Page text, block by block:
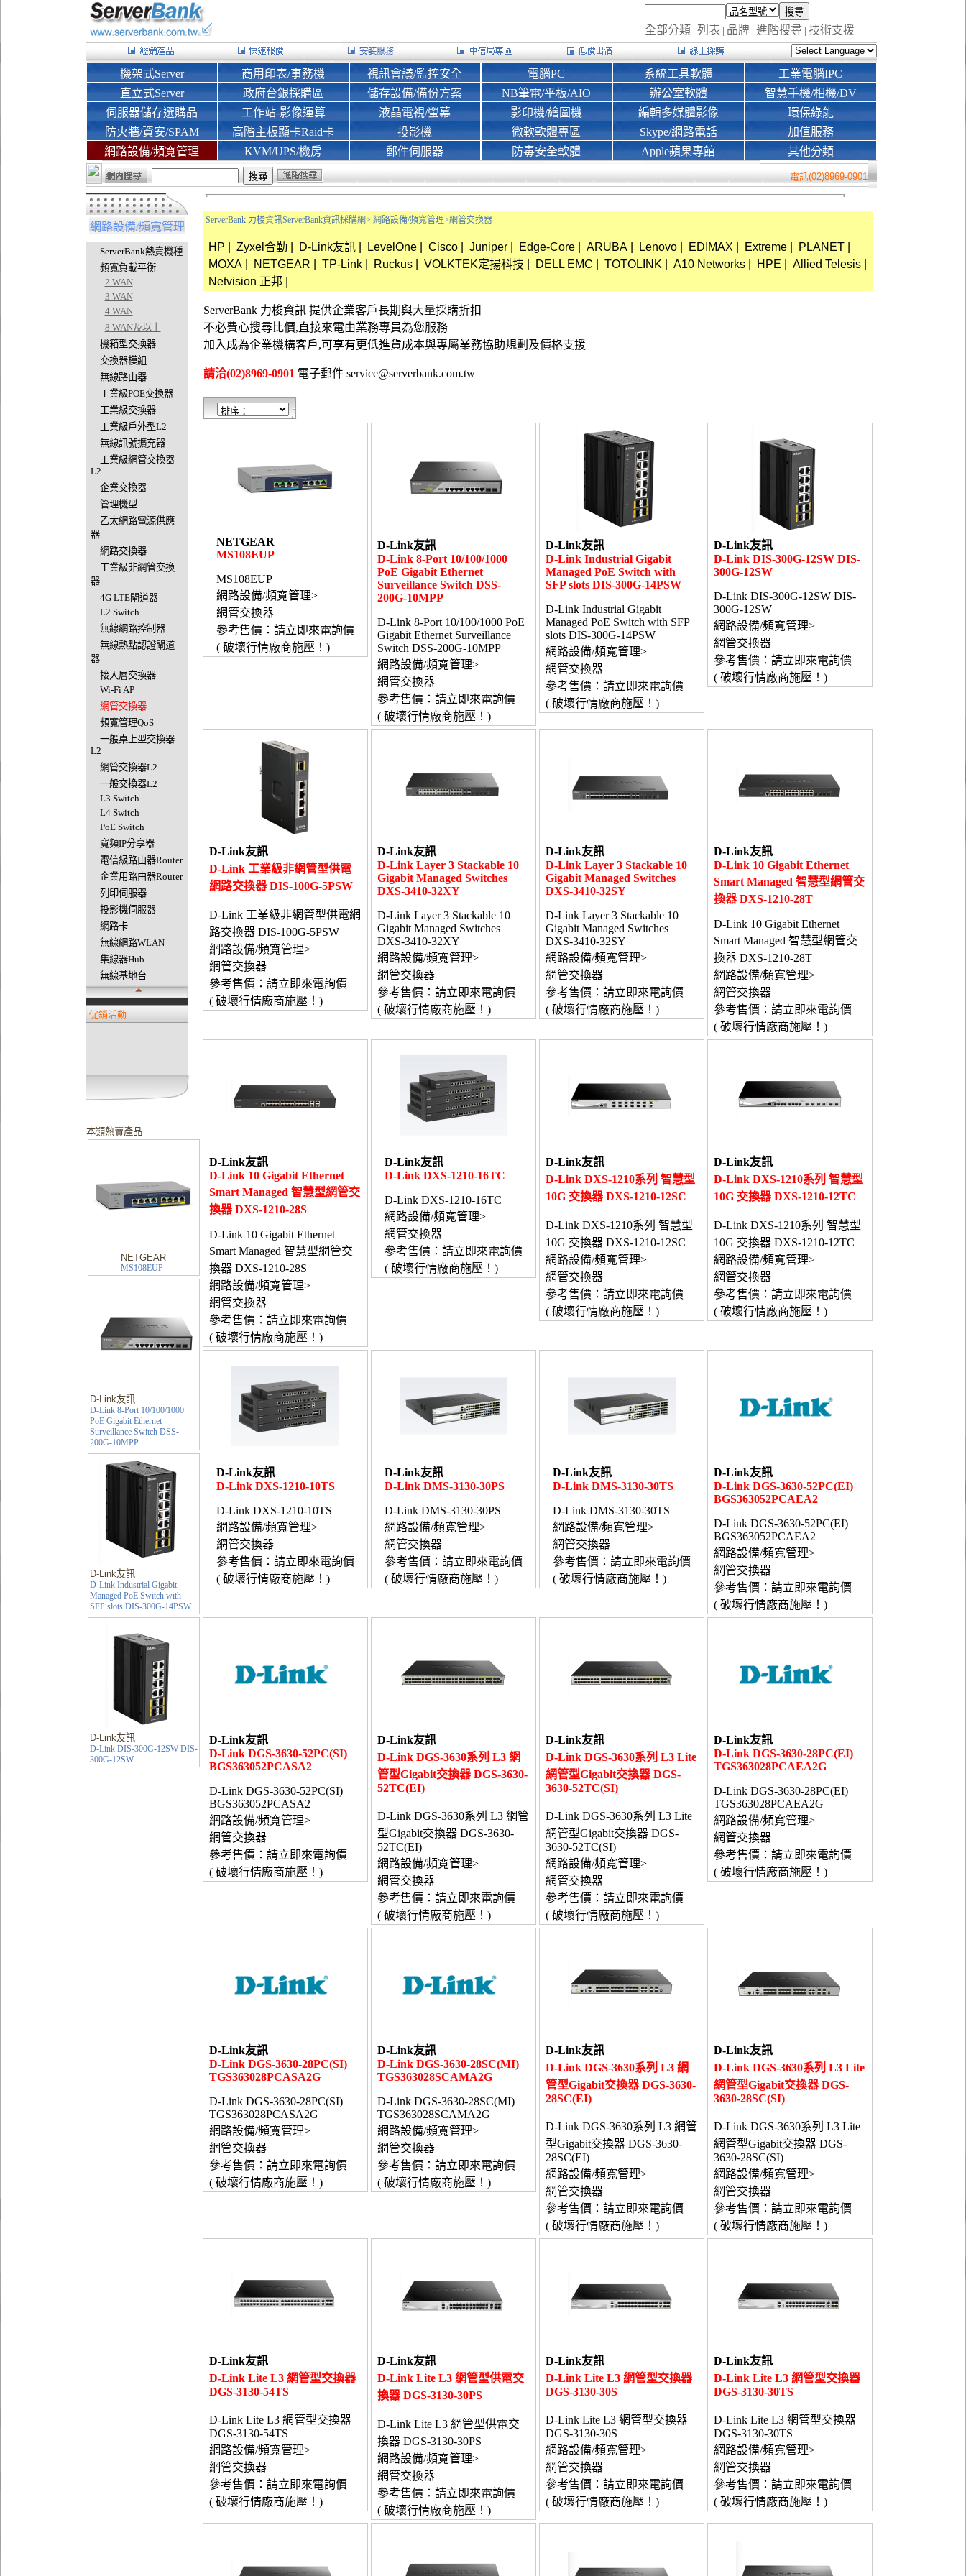
全部分類 | 列表 | 品牌| 進階搜尋| 技術支援
機架式Server
直立式Server
伺服器儲存選購品
防火牆/資安/SPAM
網路設備/頻寬管理
商用印表/事務機
政府台銀採購區
工作站-影像運算
高階主板顯卡Raid卡
KVM/UPS/機房
視訊會議/監控安全
儲存設備/備份方案
液晶電視/螢幕
投影機
郵件伺服器
電腦PC
NB筆電/平板/AIO
影印機/繪圖機
微軟軟體專區
防毒安全軟體
系統工具軟體
辦公室軟體
編輯多媒體影像
Skype/網路電話
Apple蘋果專館
工業電腦IPC
智慧手機/相機/DV
環保綠能
加值服務
其他分類
電話(02)8969-0901
網路設備/頻寬管理
ServerBank熱賣機種
頻寬負載平衡
2 WAN
3 WAN
4 WAN
8 WAN及以上
機箱型交換器
交換器模組
無線路由器
工業級POE交換器
工業級交換器
工業級戶外型L2
無線訊號擴充器
工業級網管交換器
L2
企業交換器
管理機型
乙太網路電源供應
器
網路交換器
工業級非網管交換
器
4G LTE閘道器
L2 Switch
無線網路控制器
無線熱點認證閘道
器
接入層交換器
Wi-Fi AP
網管交換器
頻寬管理QoS
一般桌上型交換器
L2
網管交換器L2
一般交換器L2
L3 Switch
L4 Switch
PoE Switch
寬頻IP分享器
電信級路由器Router
企業用路由器Router
列印伺服器
投影機伺服器
網路卡
無線網路WLAN
集線器Hub
無線基地台
促銷活動
本類熱賣產品
NETGEAR
MS108EUP
D-Link友訊
D-Link 8-Port 10/100/1000
PoE Gigabit Ethernet
Surveillance Switch DSS-
200G-10MPP
D-Link友訊
D-Link Industrial Gigabit
Managed PoE Switch with
SFP slots DIS-300G-14PSW
D-Link友訊
D-Link DIS-300G-12SW DIS-
300G-12SW
ServerBank 力梭資訊ServerBank資訊採購網> 網路設備/頻寬管理>網管交換器
HP Zyxel合勤 D-Link友訊 LevelOne Cisco Juniper Edge-Core ARUBA Lenovo EDIMAX Extreme PLANET
MOXA
NETGEAR TP-Link Ruckus VOLKTEK定揚科技 DELL EMC TOTOLINK A10 Networks HPE Allied Telesis
Netvision 正邦
ServerBank 力梭資訊 提供企業客戶長期與大量採購折扣
不必費心搜尋比價,直接來電由業務專員為您服務
加入成為企業機構客戶,可享有更低進貨成本與專屬業務協助規劃及價格支援
請洽(02)8969-0901 電子郵件 service@serverbank.com.tw
NETGEAR
MS108EUP
MS108EUP
網路設備/頻寬管理>
網管交換器
參考售價：請立即來電詢價
( 破壞行情廠商施壓！)
D-Link友訊
D-Link 8-Port 10/100/1000
PoE Gigabit Ethernet
Surveillance Switch DSS-
200G-10MPP
D-Link 8-Port 10/100/1000 PoE
Gigabit Ethernet Surveillance
Switch DSS-200G-10MPP
網路設備/頻寬管理>
網管交換器
參考售價：請立即來電詢價
( 破壞行情廠商施壓！)
D-Link友訊
D-Link Industrial Gigabit
Managed PoE Switch with
SFP slots DIS-300G-14PSW
D-Link Industrial Gigabit
Managed PoE Switch with SFP
slots DIS-300G-14PSW
網路設備/頻寬管理>
網管交換器
參考售價：請立即來電詢價
( 破壞行情廠商施壓！)
D-Link友訊
D-Link DIS-300G-12SW DIS-
300G-12SW
D-Link DIS-300G-12SW DIS-
300G-12SW
網路設備/頻寬管理>
網管交換器
參考售價：請立即來電詢價
( 破壞行情廠商施壓！)
D-Link友訊
D-Link 工業級非網管型供電
網路交換器 DIS-100G-5PSW
D-Link 工業級非網管型供電網
路交換器 DIS-100G-5PSW
網路設備/頻寬管理>
網管交換器
參考售價：請立即來電詢價
( 破壞行情廠商施壓！)
D-Link友訊
D-Link Layer 3 Stackable 10
Gigabit Managed Switches
DXS-3410-32XY
D-Link Layer 3 Stackable 10
Gigabit Managed Switches
DXS-3410-32XY
網路設備/頻寬管理>
網管交換器
參考售價：請立即來電詢價
( 破壞行情廠商施壓！)
D-Link友訊
D-Link Layer 3 Stackable 10
Gigabit Managed Switches
DXS-3410-32SY
D-Link Layer 3 Stackable 10
Gigabit Managed Switches
DXS-3410-32SY
網路設備/頻寬管理>
網管交換器
參考售價：請立即來電詢價
( 破壞行情廠商施壓！)
D-Link友訊
D-Link 10 Gigabit Ethernet
Smart Managed 智慧型網管交
換器 DXS-1210-28T
D-Link 10 Gigabit Ethernet
Smart Managed 智慧型網管交
換器 DXS-1210-28T
網路設備/頻寬管理>
網管交換器
參考售價：請立即來電詢價
( 破壞行情廠商施壓！)
D-Link友訊
D-Link 10 Gigabit Ethernet
Smart Managed 智慧型網管交
換器 DXS-1210-28S
D-Link 10 Gigabit Ethernet
Smart Managed 智慧型網管交
換器 DXS-1210-28S
網路設備/頻寬管理>
網管交換器
參考售價：請立即來電詢價
( 破壞行情廠商施壓！)
D-Link友訊
D-Link DXS-1210-16TC
D-Link DXS-1210-16TC
網路設備/頻寬管理>
網管交換器
參考售價：請立即來電詢價
( 破壞行情廠商施壓！)
D-Link友訊
D-Link DXS-1210系列 智慧型
10G 交換器 DXS-1210-12SC
D-Link DXS-1210系列 智慧型
10G 交換器 DXS-1210-12SC
網路設備/頻寬管理>
網管交換器
參考售價：請立即來電詢價
( 破壞行情廠商施壓！)
D-Link友訊
D-Link DXS-1210系列 智慧型
10G 交換器 DXS-1210-12TC
D-Link DXS-1210系列 智慧型
10G 交換器 DXS-1210-12TC
網路設備/頻寬管理>
網管交換器
參考售價：請立即來電詢價
( 破壞行情廠商施壓！)
D-Link友訊
D-Link DXS-1210-10TS
D-Link DXS-1210-10TS
網路設備/頻寬管理>
網管交換器
參考售價：請立即來電詢價
( 破壞行情廠商施壓！)
D-Link友訊
D-Link DMS-3130-30PS
D-Link DMS-3130-30PS
網路設備/頻寬管理>
網管交換器
參考售價：請立即來電詢價
( 破壞行情廠商施壓！)
D-Link友訊
D-Link DMS-3130-30TS
D-Link DMS-3130-30TS
網路設備/頻寬管理>
網管交換器
參考售價：請立即來電詢價
( 破壞行情廠商施壓！)
D-Link友訊
D-Link DGS-3630-52PC(EI)
BGS363052PCAEA2
D-Link DGS-3630-52PC(EI)
BGS363052PCAEA2
網路設備/頻寬管理>
網管交換器
參考售價：請立即來電詢價
( 破壞行情廠商施壓！)
D-Link友訊
D-Link DGS-3630-52PC(SI)
BGS363052PCASA2
D-Link DGS-3630-52PC(SI)
BGS363052PCASA2
網路設備/頻寬管理>
網管交換器
參考售價：請立即來電詢價
( 破壞行情廠商施壓！)
D-Link友訊
D-Link DGS-3630系列 L3 網
管型Gigabit交換器 DGS-3630-
52TC(EI)
D-Link DGS-3630系列 L3 網管
型Gigabit交換器 DGS-3630-
52TC(EI)
網路設備/頻寬管理>
網管交換器
參考售價：請立即來電詢價
( 破壞行情廠商施壓！)
D-Link友訊
D-Link DGS-3630系列 L3 Lite
網管型Gigabit交換器 DGS-
3630-52TC(SI)
D-Link DGS-3630系列 L3 Lite
網管型Gigabit交換器 DGS-
3630-52TC(SI)
網路設備/頻寬管理>
網管交換器
參考售價：請立即來電詢價
( 破壞行情廠商施壓！)
D-Link友訊
D-Link DGS-3630-28PC(EI)
TGS363028PCAEA2G
D-Link DGS-3630-28PC(EI)
TGS363028PCAEA2G
網路設備/頻寬管理>
網管交換器
參考售價：請立即來電詢價
( 破壞行情廠商施壓！)
D-Link友訊
D-Link DGS-3630-28PC(SI)
TGS363028PCASA2G
D-Link DGS-3630-28PC(SI)
TGS363028PCASA2G
網路設備/頻寬管理>
網管交換器
參考售價：請立即來電詢價
( 破壞行情廠商施壓！)
D-Link友訊
D-Link DGS-3630-28SC(MI)
TGS363028SCAMA2G
D-Link DGS-3630-28SC(MI)
TGS363028SCAMA2G
網路設備/頻寬管理>
網管交換器
參考售價：請立即來電詢價
( 破壞行情廠商施壓！)
D-Link友訊
D-Link DGS-3630系列 L3 網
管型Gigabit交換器 DGS-3630-
28SC(EI)
D-Link DGS-3630系列 L3 網管
型Gigabit交換器 DGS-3630-
28SC(EI)
網路設備/頻寬管理>
網管交換器
參考售價：請立即來電詢價
( 破壞行情廠商施壓！)
D-Link友訊
D-Link DGS-3630系列 L3 Lite
網管型Gigabit交換器 DGS-
3630-28SC(SI)
D-Link DGS-3630系列 L3 Lite
網管型Gigabit交換器 DGS-
3630-28SC(SI)
網路設備/頻寬管理>
網管交換器
參考售價：請立即來電詢價
( 破壞行情廠商施壓！)
D-Link友訊
D-Link Lite L3 網管型交換器
DGS-3130-54TS
D-Link Lite L3 網管型交換器
DGS-3130-54TS
網路設備/頻寬管理>
網管交換器
參考售價：請立即來電詢價
( 破壞行情廠商施壓！)
D-Link友訊
D-Link Lite L3 網管型供電交
換器 DGS-3130-30PS
D-Link Lite L3 網管型供電交
換器 DGS-3130-30PS
網路設備/頻寬管理>
網管交換器
參考售價：請立即來電詢價
( 破壞行情廠商施壓！)
D-Link友訊
D-Link Lite L3 網管型交換器
DGS-3130-30S
D-Link Lite L3 網管型交換器
DGS-3130-30S
網路設備/頻寬管理>
網管交換器
參考售價：請立即來電詢價
( 破壞行情廠商施壓！)
D-Link友訊
D-Link Lite L3 網管型交換器
DGS-3130-30TS
D-Link Lite L3 網管型交換器
DGS-3130-30TS
網路設備/頻寬管理>
網管交換器
參考售價：請立即來電詢價
( 破壞行情廠商施壓！)